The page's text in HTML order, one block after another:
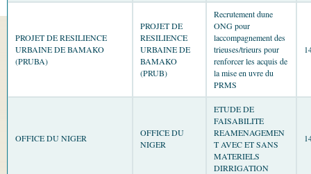
PROJET DE RESILIENCE
URBAINE DE BAMAKO
(PRUBA)
PROJET DE
RESILIENCE
URBAINE DE
BAMAKO
(PRUB)
Recrutement dune
ONG pour
laccompagnement des
trieuses/trieurs pour
renforcer les acquis de
la mise en uvre du
PRMS
OFFICE DU NIGER
OFFICE DU
NIGER
ETUDE DE
FAISABILITE
REAMENAGEMEN
T AVEC ET SANS
MATERIELS
DIRRIGATION